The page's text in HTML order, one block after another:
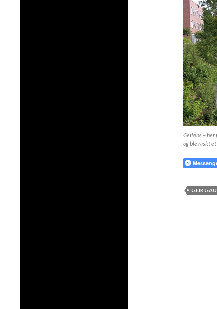
Geitene – her
og ble raskt
GEIR